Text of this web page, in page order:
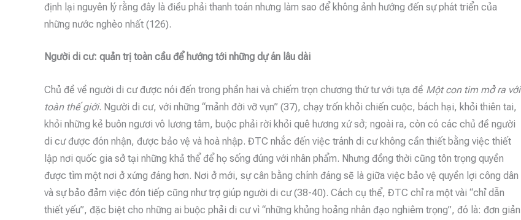
định lại nguyên lý rằng đây là điều phải thanh toán nhưng làm sao để không ảnh hướng đến sự phát triển của
những nước nghèo nhất (126).
Người di cư: quản trị toàn cầu để hướng tới những dự án lâu dài
Chủ đề về người di cư được nói đến trong phần hai và chiếm trọn chương thứ tư với tựa đề Một con tim mở ra với
toàn thế giới. Người di cư, với những “mảnh đời vỡ vụn” (37), chạy trốn khỏi chiến cuộc, bách hại, khỏi thiên tai,
khỏi những kẻ buôn ngươi vô lương tâm, buộc phải rời khỏi quê hương xứ sở; ngoài ra, còn có các chủ đề người
di cư được đón nhận, được bảo vệ và hoà nhập. ĐTC nhắc đến việc tránh di cư không cần thiết bằng việc thiết
lập nơi quốc gia sở tại những khả thể để họ sống đúng với nhân phẩm. Nhưng đồng thời cũng tôn trọng quyền
được tìm một nơi ở xứng đáng hơn. Nơi ở mới, sự cân bằng chính đáng sẽ là giữa việc bảo vệ quyền lợi công dân
và sự bảo đảm việc đón tiếp cũng như trợ giúp người di cư (38-40). Cách cụ thể, ĐTC chỉ ra một vài “chỉ dẫn
thiết yếu”, đặc biệt cho những ai buộc phải di cư vì “những khủng hoảng nhân đạo nghiêm trọng”, đó là: đơn giản